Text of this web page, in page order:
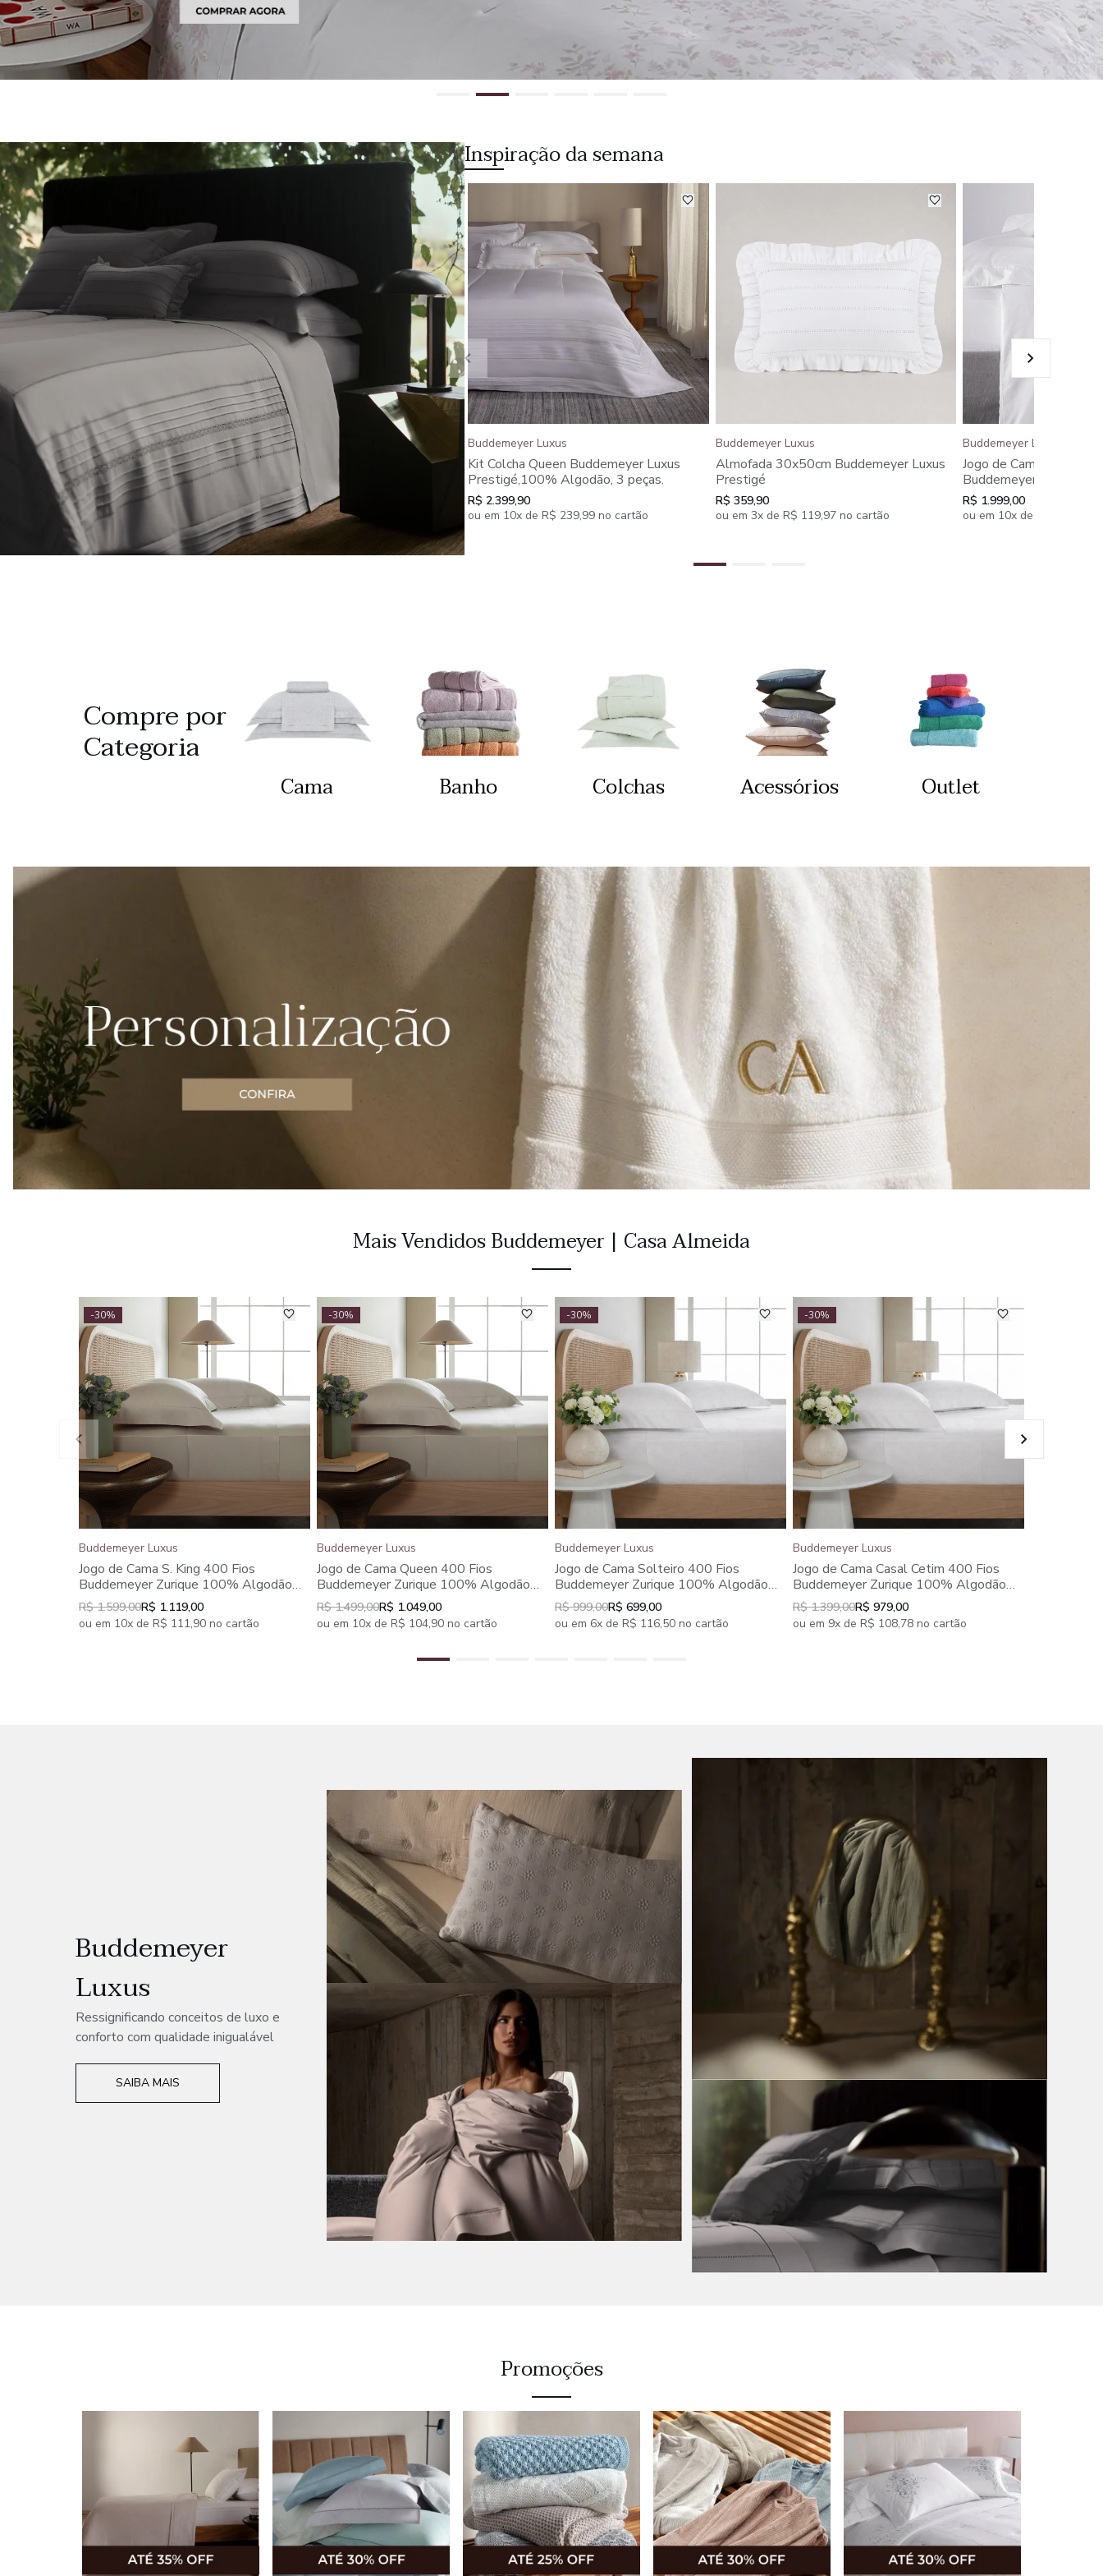
Inspiração da semana
Buddemeyer Luxus
Kit Colcha Queen Buddemeyer Luxus
Prestigé,100% Algodão, 3 peças.
R$ 2.399,90
ou em 10x de R$ 239,99 no cartão
Buddemeyer Luxus
Almofada 30x50cm Buddemeyer Luxus
Prestigé
R$ 359,90
ou em 3x de R$ 119,97 no cartão
Buddemeyer Luxus
Jogo de Cama Queen
Buddemeyer Luxus
Algodão Penteado 4
R$ 1.999,00
ou em 10x de R$ 199,90
Compre por
Categoria
Cama Banho Colchas Acessórios Outlet
Mais Vendidos Buddemeyer | Casa Almeida
-30%
Buddemeyer Luxus
Jogo de Cama S. King 400 Fios
Buddemeyer Zurique 100% Algodão
Bege 4 peças
R$ 1.599,00R$ 1.119,00
ou em 10x de R$ 111,90 no cartão
-30%
Buddemeyer Luxus
Jogo de Cama Queen 400 Fios
Buddemeyer Zurique 100% Algodão
Bege 4 peças
R$ 1.499,00R$ 1.049,00
ou em 10x de R$ 104,90 no cartão
-30%
Buddemeyer Luxus
Jogo de Cama Solteiro 400 Fios
Buddemeyer Zurique 100% Algodão
Branco 3 peças
R$ 999,00R$ 699,00
ou em 6x de R$ 116,50 no cartão
-30%
Buddemeyer Luxus
Jogo de Cama Casal Cetim 400 Fios
Buddemeyer Zurique 100% Algodão
Branco 4 peças
R$ 1.399,00R$ 979,00
ou em 9x de R$ 108,78 no cartão
Buddemeyer
Luxus
Ressignificando conceitos de luxo e
conforto com qualidade inigualável
SAIBA MAIS
Promoções